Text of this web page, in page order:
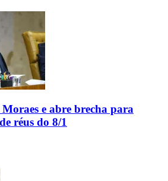
e abre brecha para
réus do 8/1